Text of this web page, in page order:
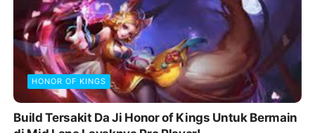
HONOR OF KINGS
Build Tersakit Da Ji Honor of Kings Untuk Bermain